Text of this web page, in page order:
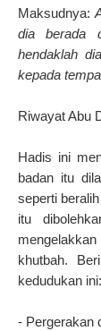
Maksudnya:
dia berada
hendaklah
kepada
Riwayat Abu
Hadis ini
badan itu
seperti
itu
khutbah.
kedudukan ini:
- Pergerakan